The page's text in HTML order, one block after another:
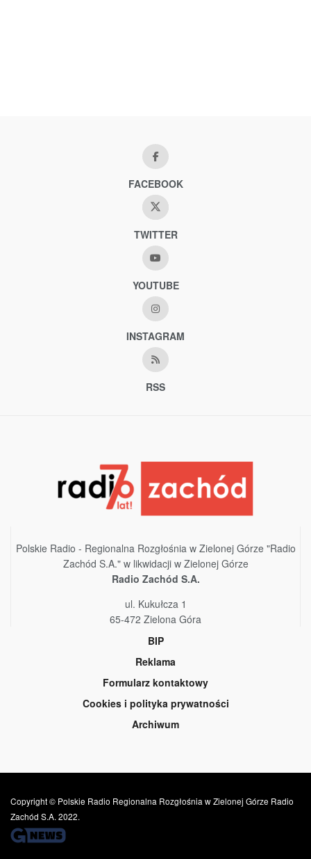
FACEBOOK
TWITTER
YOUTUBE
INSTAGRAM
RSS
Polskie Radio - Regionalna Rozgłośnia w Zielonej Górze "Radio
Zachód S.A." w likwidacji w Zielonej Górze
Radio Zachód S.A.
ul. Kukułcza 1
65-472 Zielona Góra
BIP
Reklama
Formularz kontaktowy
Cookies i polityka prywatności
Archiwum
Copyright © Polskie Radio Regionalna Rozgłośnia w Zielonej Górze Radio
Zachód S.A. 2022.